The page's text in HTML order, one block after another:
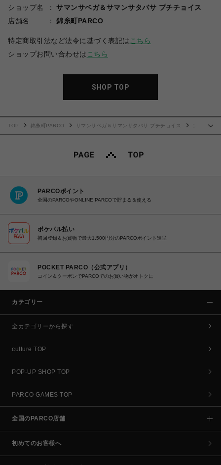
ショップ名
サマンサベガ＆サマンサタバサ プチチョイス
店舗名
錦糸町PARCO
特定商取引法など法令に基づく表記は こちら
ショップお問い合わせは こちら
SHOP TOP
TOP 錦糸町PARCO サマンサベガ＆サマンサタバサ プチチョイス
PARCOポイント
全国のPARCOやONLINE PARCOで貯まる＆使える
ポケパル払い
初回登録＆お買物で最大1,500円分のPARCOポイント進呈
POCKET PARCO（公式アプリ）
コイン＆クーポンでPARCOでのお買い物がオトクに
カテゴリー
全カテゴリーから探す
culture TOP
POP-UP SHOP TOP
PARCO GAMES TOP
全国のPARCO店舗
初めてのお客様へ